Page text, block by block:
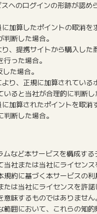
へのログインの形跡が認め
加算したポイントの取消を
断した場合。
、提携サイトから購入した
った場合。
た場合。
り、正規に加算されている
ると当社が合理的に判断し
加算されたポイントを取消
断した場合。
など本サービスを構成する
当社または当社にライセン
規約に基づく本サービスの
たは当社にライセンスを許
意味するものではありませ
範囲において、これらの知